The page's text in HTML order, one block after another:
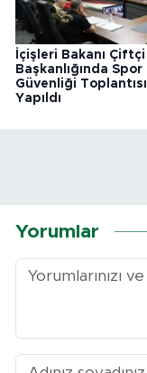
İçişleri Bakanı Çiftçi
Başkanlığında Spor
Güvenliği Toplantısı
Yapıldı
Yorumlar